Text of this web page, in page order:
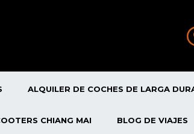
ALQUILER DE COCHES DE LARGA
CHIANG MAI BLOG DE VIAJES